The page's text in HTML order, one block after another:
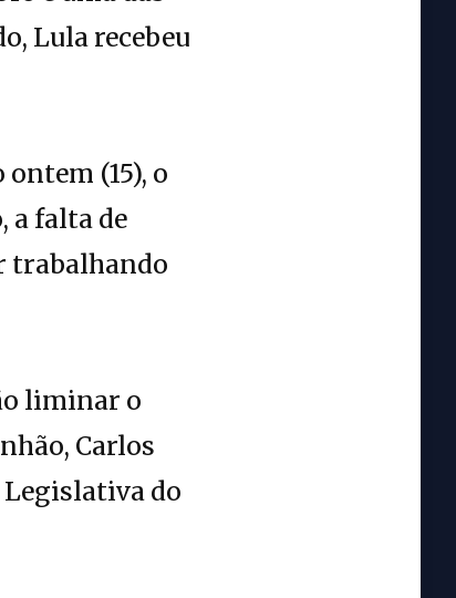
Lula recebeu
(15), o
a falta de
trabalhando
liminar o
Carlos
Legislativa do